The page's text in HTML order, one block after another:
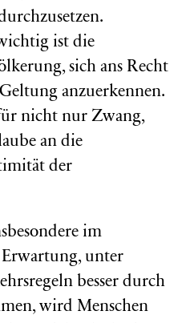
ist die
sich ans Recht
anzuerkennen.
nicht nur Zwang,
an die
der
im
unter
besser durch
wird Menschen